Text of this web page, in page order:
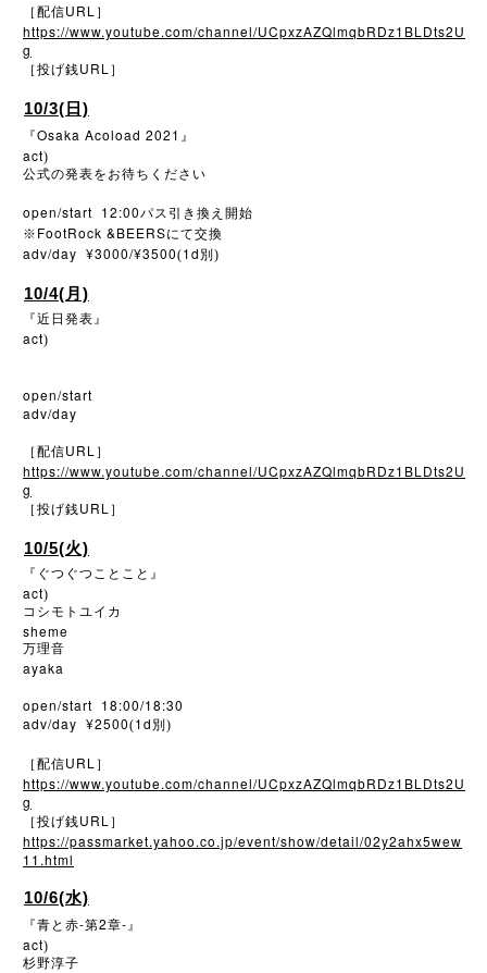
［配信URL ］
https://www.youtube.com/channel/UCpxzAZQlmqbRDz1BLDts2U
g
［投げ銭URL ］
10/3(日)
『Osaka Acoload 2021 』
act)
公式の発表をお待ちください
open/start 12:00パス引き換え開始
※ FootRock &BEERSにて交換
adv/day ¥3000/¥3500(1d 別)
10/4(月)
『近日発表』
act)
open/start
adv/day
［配信URL ］
https://www.youtube.com/channel/UCpxzAZQlmqbRDz1BLDts2U
g
［投げ銭URL ］
10/5(火)
『ぐつぐつことこと』
act)
コシモトユイカ
sheme
万理音
ayaka
open/start 18:00/18:30
adv/day ¥2500(1d 別)
［配信URL ］
https://www.youtube.com/channel/UCpxzAZQlmqbRDz1BLDts2U
g
［投げ銭URL ］
https://passmarket.yahoo.co.jp/event/show/detail/02y2ahx5wew
11.html
10/6(水)
『青と赤-第2章-』
act)
杉野淳子